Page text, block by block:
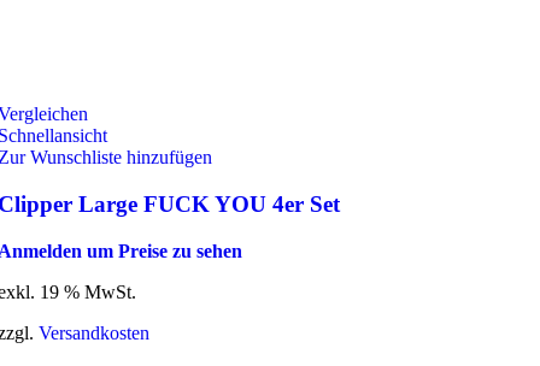
Wunschliste hinzufügen
Large FUCK YOU 4er Set
um Preise zu sehen
19 % MwSt.
Versandkosten